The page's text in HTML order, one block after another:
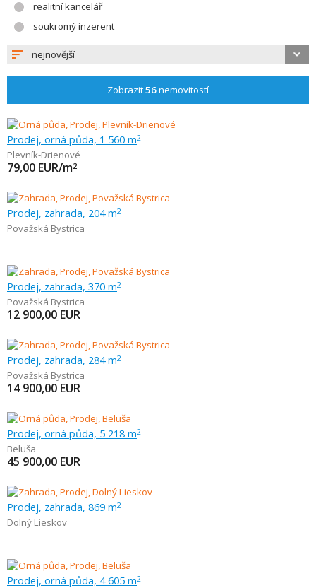
realitní kancelář
soukromý inzerent
nejnovější
Zobrazit56nemovitostí
Prodej, orná půda, 1 560 m2
Plevník-Drienové
79,00 EUR/m2
Prodej, zahrada, 204 m2
Považská Bystrica
Prodej, zahrada, 370 m2
Považská Bystrica
12 900,00 EUR
Prodej, zahrada, 284 m2
Považská Bystrica
14 900,00 EUR
Prodej, orná půda, 5 218 m2
Beluša
45 900,00 EUR
Prodej, zahrada, 869 m2
Dolný Lieskov
Prodej, orná půda, 4 605 m2